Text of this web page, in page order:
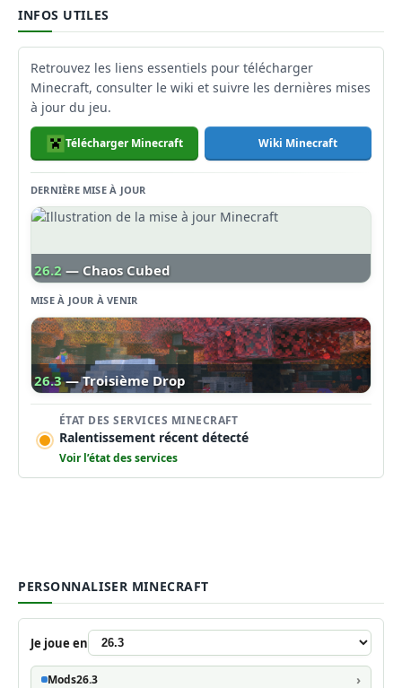
INFOS UTILES
Retrouvez les liens essentiels pour télécharger
Minecraft, consulter le wiki et suivre les dernières mises
à jour du jeu.
Télécharger Minecraft Wiki Minecraft
DERNIÈRE MISE À JOUR
26.2 — Chaos Cubed
MISE À JOUR À VENIR
26.3 — Troisième Drop
ÉTAT DES SERVICES MINECRAFT
Ralentissement récent détecté
Voir l’état des services
PERSONNALISER MINECRAFT
Je joue en
Mods26.3